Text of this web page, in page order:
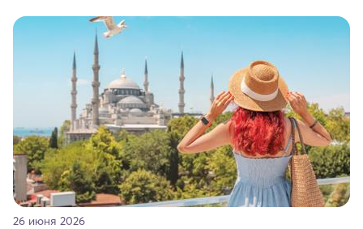
животные и маршруты, которые дарят одни из самых
ярких впечатлений от путешествий.
26 июня 2026